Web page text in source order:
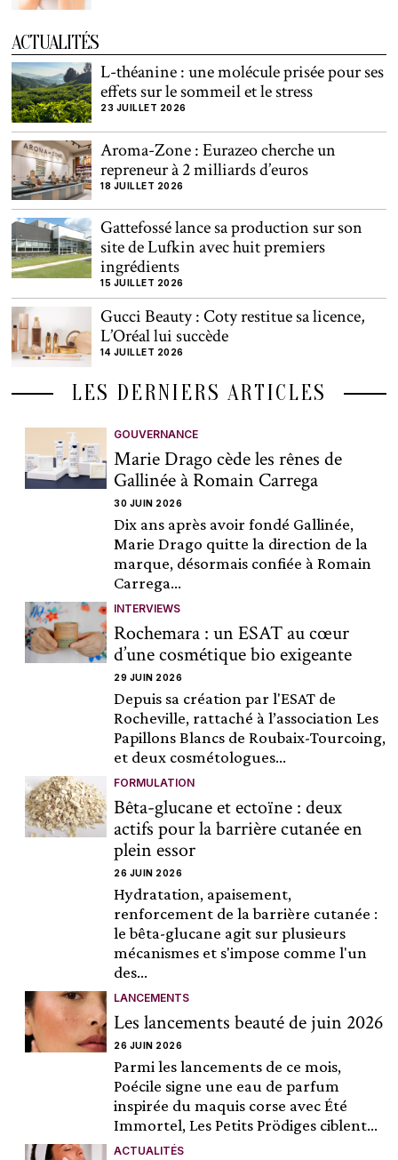
ACTUALITÉS
L-théanine : une molécule prisée pour ses
effets sur le sommeil et le stress
23 JUILLET 2026
Aroma-Zone : Eurazeo cherche un
repreneur à 2 milliards d’euros
18 JUILLET 2026
Gattefossé lance sa production sur son
site de Lufkin avec huit premiers
ingrédients
15 JUILLET 2026
Gucci Beauty : Coty restitue sa licence,
L’Oréal lui succède
14 JUILLET 2026
LES DERNIERS ARTICLES
GOUVERNANCE
Marie Drago cède les rênes de
Gallinée à Romain Carrega
30 JUIN 2026
Dix ans après avoir fondé Gallinée,
Marie Drago quitte la direction de la
marque, désormais confiée à Romain
Carrega...
INTERVIEWS
Rochemara : un ESAT au cœur
d’une cosmétique bio exigeante
29 JUIN 2026
Depuis sa création par l'ESAT de
Rocheville, rattaché à l’association Les
Papillons Blancs de Roubaix-Tourcoing,
et deux cosmétologues...
FORMULATION
Bêta-glucane et ectoïne : deux
actifs pour la barrière cutanée en
plein essor
26 JUIN 2026
Hydratation, apaisement,
renforcement de la barrière cutanée :
le bêta-glucane agit sur plusieurs
mécanismes et s'impose comme l'un
des...
LANCEMENTS
Les lancements beauté de juin 2026
26 JUIN 2026
Parmi les lancements de ce mois,
Poécile signe une eau de parfum
inspirée du maquis corse avec Été
Immortel, Les Petits Prödiges ciblent...
ACTUALITÉS